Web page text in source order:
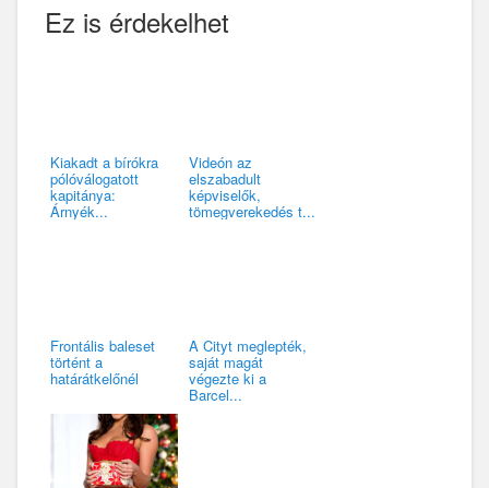
Ez is érdekelhet
Kiakadt a bírókra
pólóválogatott
kapitánya:
Árnyék...
Videón az
elszabadult
képviselők,
tömegverekedés t...
Frontális baleset
történt a
határátkelőnél
A Cityt meglepték,
saját magát
végezte ki a
Barcel...